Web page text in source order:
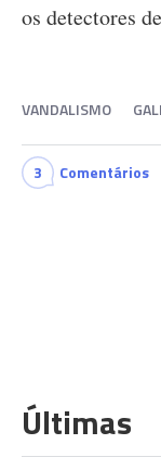
os detectores
VANDALISMO
3 Comentários
Últimas